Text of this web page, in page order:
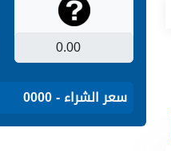
سعر الشراء - 0000